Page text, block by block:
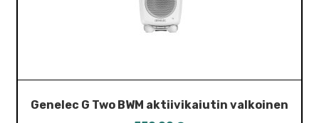
Genelec G Two BWM aktiivikaiutin valkoinen